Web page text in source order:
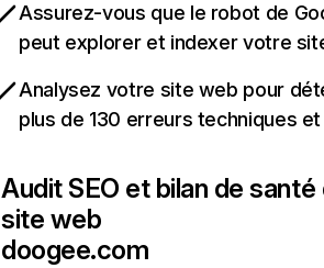
Assurez-vous que le robot de
peut explorer et indexer votre
Analysez votre site web pour
plus de 130 erreurs techniques et
Audit SEO et bilan de santé
site web
doogee.com